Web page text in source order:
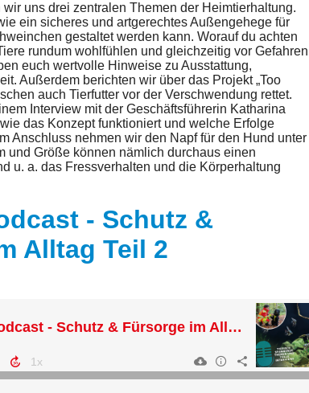
wir uns drei zentralen Themen der Heimtierhaltung.
ein sicheres und artgerechtes Außengehege für
gestaltet werden kann. Worauf du achten
rundum wohlfühlen und gleichzeitig vor Gefahren
euch wertvolle Hinweise zu Ausstattung,
Außerdem berichten wir über das Projekt „Too
auch Tierfutter vor der Verschwendung rettet.
Interview mit der Geschäftsführerin Katharina
das Konzept funktioniert und welche Erfolge
Anschluss nehmen wir den Napf für den Hund unter
und Größe können nämlich durchaus einen
u. a. das Fressverhalten und die Körperhaltung
- Schutz &
Alltag Teil 2
Heimtier Podcast - Schutz & Fürsorge im Alltag Teil 2